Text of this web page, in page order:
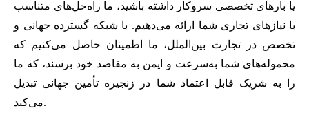
یا بارهای تخصصی سروکار داشته باشید، ما راه‌حل‌های متناسب
با نیازهای تجاری شما ارائه می‌دهیم. با شبکه گسترده جهانی و
تخصص در تجارت بین‌الملل، ما اطمینان حاصل می‌کنیم که
محموله‌های شما به‌سرعت و ایمن به مقاصد خود برسند، که ما
را به شریک قابل اعتماد شما در زنجیره تأمین جهانی تبدیل
می‌کند.